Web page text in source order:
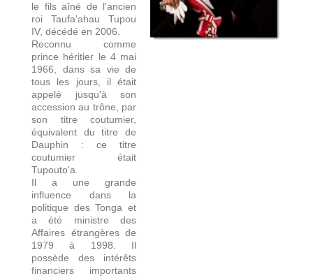
le fils aîné de l'ancien
roi Taufa'ahau Tupou
IV, décédé en 2006.
Reconnu comme
prince héritier le 4 mai
1966, dans sa vie de
tous les jours, il était
appelé jusqu'à son
accession au trône, par
son titre coutumier,
équivalent du titre de
Dauphin : ce titre
coutumier était
Tupouto'a.
Il a une grande
influence dans la
politique des Tonga et
a été ministre des
Affaires étrangères de
1979 à 1998. Il
possède des intérêts
financiers importants